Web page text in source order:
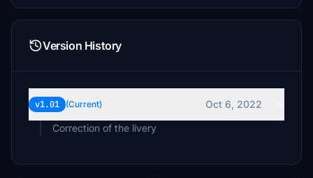
Version History
v1.01 (Current)
Oct 6, 2022
Correction of the livery